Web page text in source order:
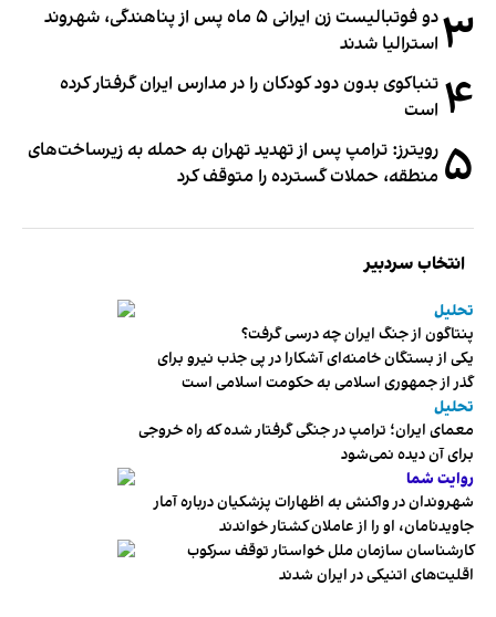
۳
دو فوتبالیست زن ایرانی ۵ ماه پس از پناهندگی، شهروند
استرالیا شدند
۴ تنباکوی بدون دود کودکان را در مدارس ایران گرفتار کرده
است
۵ رویترز: ترامپ پس از تهدید تهران به حمله به زیرساخت‌های
منطقه، حملات گسترده را متوقف کرد
انتخاب سردبیر
تحلیل
پنتاگون از جنگ ایران چه درسی گرفت؟
یکی از بستگان خامنه‌ای آشکارا در پی جذب نیرو برای
گذر از جمهوری اسلامی به حکومت اسلامی است
تحلیل
معمای ایران؛ ترامپ در جنگی گرفتار شده که راه خروجی
برای آن دیده نمی‌شود
روایت شما
شهروندان در واکنش به اظهارات پزشکیان درباره آمار
جاویدنامان، او را از عاملان کشتار خواندند
کارشناسان سازمان ملل خواستار توقف سرکوب
اقلیت‌های اتنیکی در ایران شدند